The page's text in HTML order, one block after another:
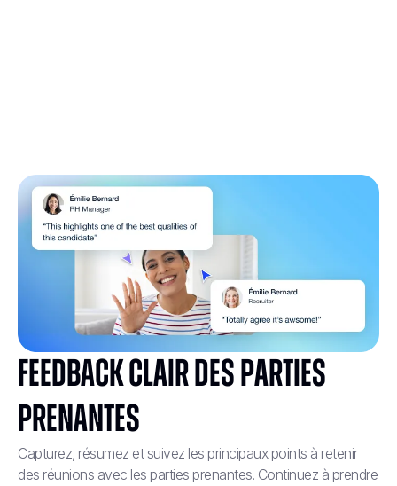
Feedback clair des parties
prenantes
Capturez, résumez et suivez les principaux points à retenir
des réunions avec les parties prenantes. Continuez à prendre